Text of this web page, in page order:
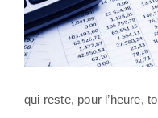
qui reste, pour l’heure,